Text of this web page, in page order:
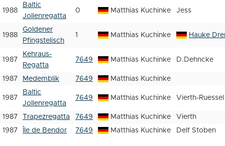
1988
Baltic
Jollenregatta
0 Matthias Kuchinke Jess
1988
Goldener
Pfingstelisch
1 Matthias Kuchinke Hauke
1987
Kehraus-
Regatta
7649 Matthias Kuchinke D.Dehncke
1987 Medemblik 7649 Matthias Kuchinke
1987
Baltic
Jollenregatta
7649 Matthias Kuchinke Vierth-Ruessel
1987 Trapezregatta 7649 Matthias Kuchinke
Vierth
1987
Île de Bendor 7649 Matthias Kuchinke Delf Stoben